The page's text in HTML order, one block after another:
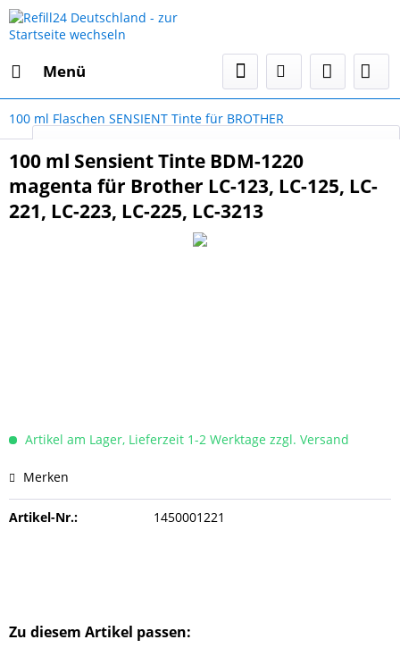
Menü
100 ml Flaschen SENSIENT Tinte für BROTHER
100 ml Sensient Tinte BDM-1220
magenta für Brother LC-123, LC-125, LC-
221, LC-223, LC-225, LC-3213
Artikel am Lager, Lieferzeit 1-2 Werktage zzgl. Versand
Merken
Artikel-Nr.: 1450001221
Zu diesem Artikel passen: